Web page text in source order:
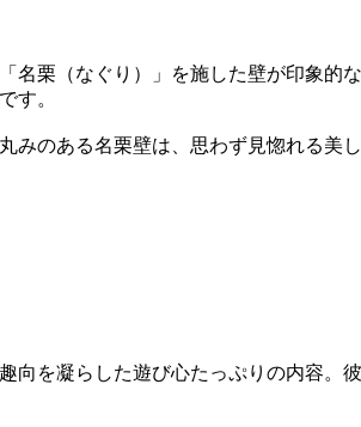
栗（なぐり）」を施した壁が印象
す。
みのある名栗壁は、思わず見惚れる
を凝らした遊び心たっぷりの内容。